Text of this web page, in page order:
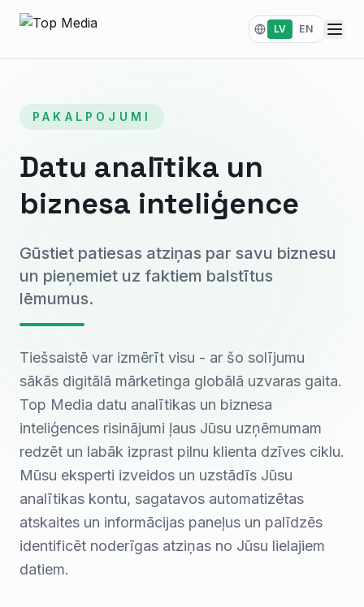
LV EN
PAKALPOJUMI
Datu analītika un
biznesa inteliģence
Gūstiet patiesas atziņas par savu biznesu
un pieņemiet uz faktiem balstītus
lēmumus.
Tiešsaistē var izmērīt visu - ar šo solījumu
sākās digitālā mārketinga globālā uzvaras gaita.
Top Media datu analītikas un biznesa
inteliģences risinājumi ļaus Jūsu uzņēmumam
redzēt un labāk izprast pilnu klienta dzīves ciklu.
Mūsu eksperti izveidos un uzstādīs Jūsu
analītikas kontu, sagatavos automatizētas
atskaites un informācijas paneļus un palīdzēs
identificēt noderīgas atziņas no Jūsu lielajiem
datiem.